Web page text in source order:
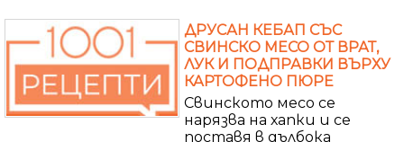
ДРУСАН КЕБАП СЪС
СВИНСКО МЕСО ОТ ВРАТ,
ЛУК И ПОДПРАВКИ ВЪРХУ
КАРТОФЕНО ПЮРЕ
Свинското месо се
нарязва на хапки и се
поставя в дълбока